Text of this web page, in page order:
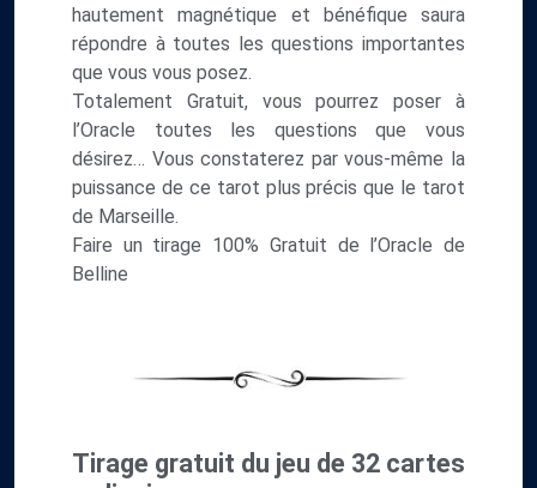
hautement magnétique et bénéfique saura
répondre à toutes les questions importantes
que vous vous posez.
Totalement Gratuit, vous pourrez poser à
l’Oracle toutes les questions que vous
désirez… Vous constaterez par vous-même la
puissance de ce tarot plus précis que le tarot
de Marseille.
Faire un tirage 100% Gratuit de l’Oracle de
Belline
Tirage gratuit du jeu de 32 cartes